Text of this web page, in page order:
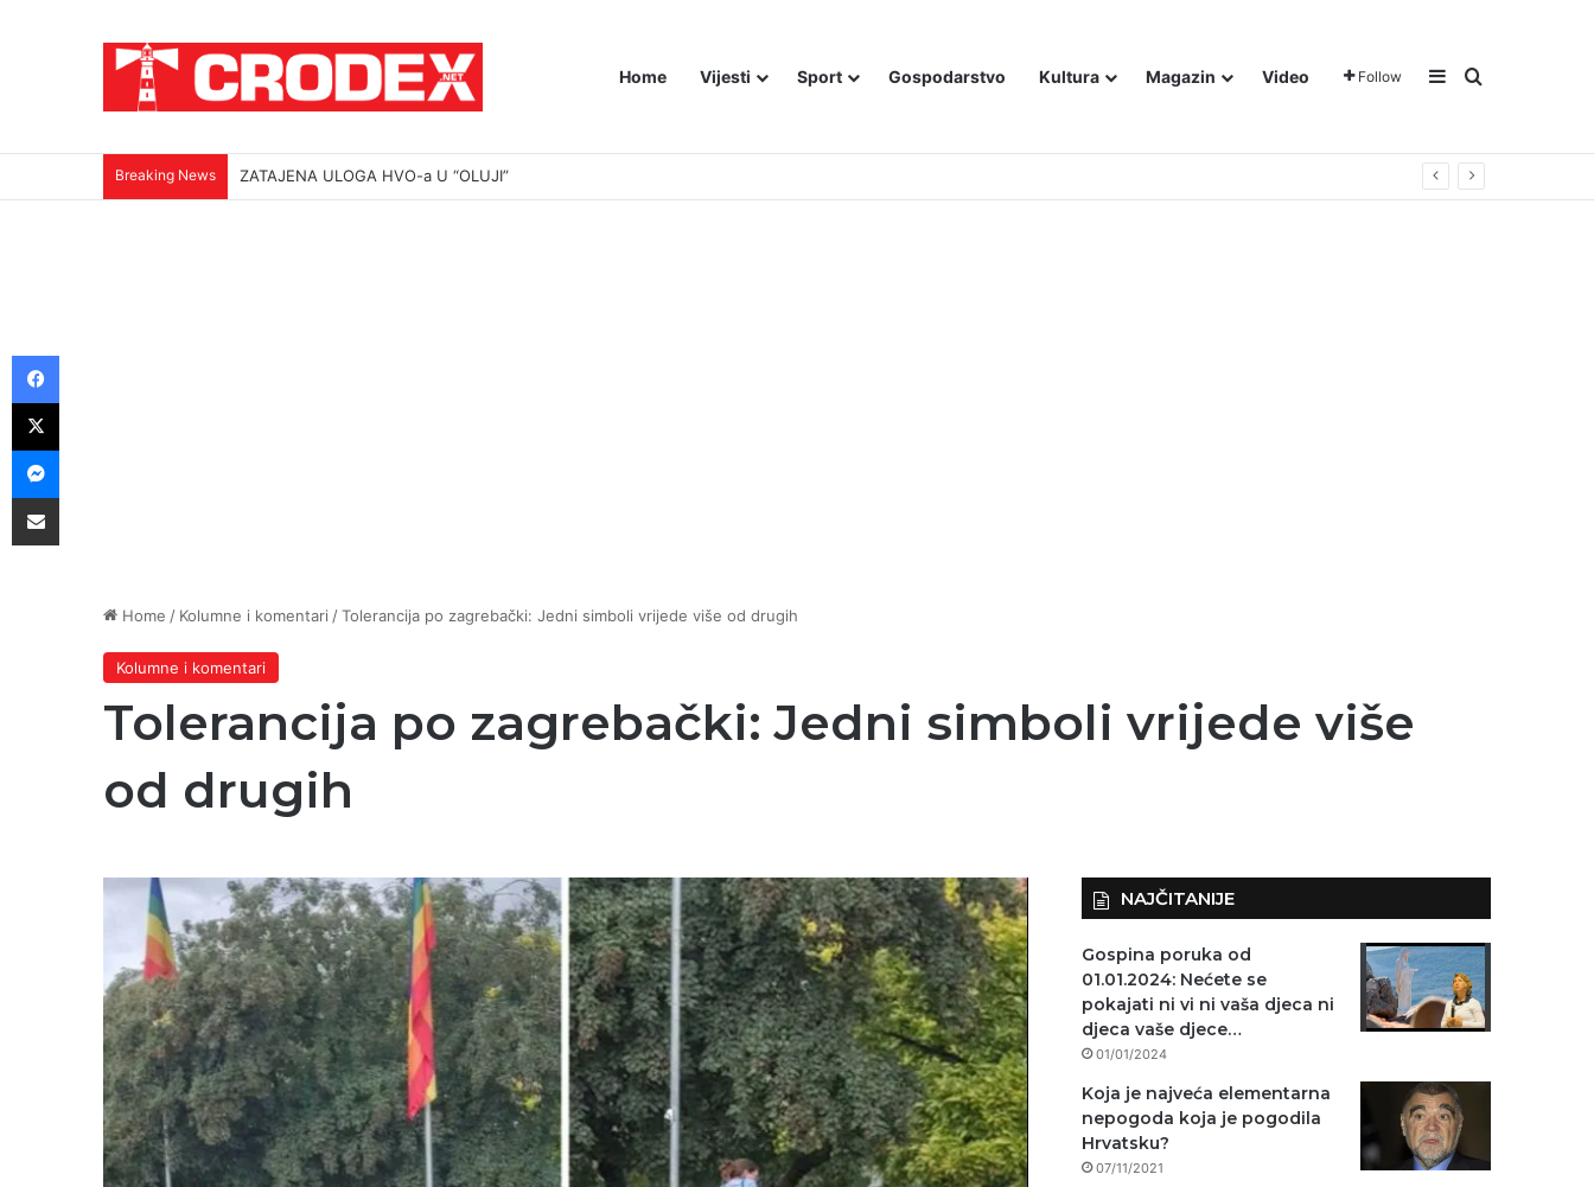
Home Vijesti Sport Gospodarstvo Kultura Magazin Video Follow Sidebar
Traži
Breaking News ZATAJENA ULOGA HVO-a U “OLUJI”
Home / Kolumne i komentari /Tolerancija po zagrebački: Jedni simboli vrijede više od drugih
Kolumne i komentari
Tolerancija po zagrebački: Jedni simboli vrijede više
od drugih
NAJČITANIJE
Gospina poruka od
01.01.2024: Nećete se
pokajati ni vi ni vaša djeca ni
djeca vaše djece…
01/01/2024
Koja je najveća elementarna
nepogoda koja je pogodila
Hrvatsku?
07/11/2021
Facebook
X
Messenger
Podijeli putem E-maila